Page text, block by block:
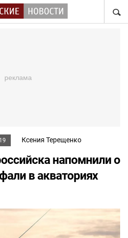
Ксения Терещенко
напомнили о
в акваториях